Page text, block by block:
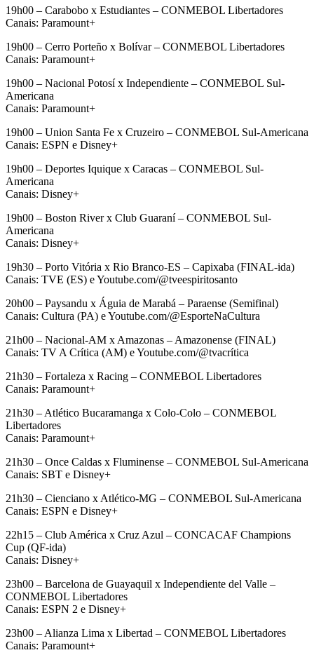
19h00 – Carabobo x Estudiantes – CONMEBOL Libertadores
Canais: Paramount+
19h00 – Cerro Porteño x Bolívar – CONMEBOL Libertadores
Canais: Paramount+
19h00 – Nacional Potosí x Independiente – CONMEBOL Sul-
Americana
Canais: Paramount+
19h00 – Union Santa Fe x Cruzeiro – CONMEBOL Sul-Americana
Canais: ESPN e Disney+
19h00 – Deportes Iquique x Caracas – CONMEBOL Sul-
Americana
Canais: Disney+
19h00 – Boston River x Club Guaraní – CONMEBOL Sul-
Americana
Canais: Disney+
19h30 – Porto Vitória x Rio Branco-ES – Capixaba (FINAL-ida)
Canais: TVE (ES) e Youtube.com/@tveespiritosanto
20h00 – Paysandu x Águia de Marabá – Paraense (Semifinal)
Canais: Cultura (PA) e Youtube.com/@EsporteNaCultura
21h00 – Nacional-AM x Amazonas – Amazonense (FINAL)
Canais: TV A Crítica (AM) e Youtube.com/@tvacrítica
21h30 – Fortaleza x Racing – CONMEBOL Libertadores
Canais: Paramount+
21h30 – Atlético Bucaramanga x Colo-Colo – CONMEBOL
Libertadores
Canais: Paramount+
21h30 – Once Caldas x Fluminense – CONMEBOL Sul-Americana
Canais: SBT e Disney+
21h30 – Cienciano x Atlético-MG – CONMEBOL Sul-Americana
Canais: ESPN e Disney+
22h15 – Club América x Cruz Azul – CONCACAF Champions
Cup (QF-ida)
Canais: Disney+
23h00 – Barcelona de Guayaquil x Independiente del Valle –
CONMEBOL Libertadores
Canais: ESPN 2 e Disney+
23h00 – Alianza Lima x Libertad – CONMEBOL Libertadores
Canais: Paramount+